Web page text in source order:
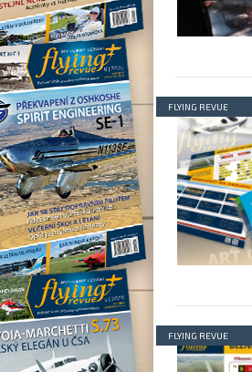
FLYING REVUE
FLYING REVUE